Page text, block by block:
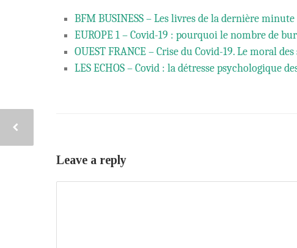
BFM BUSINESS – Les livres de la dernière minute
EUROPE 1 – Covid-19 : pourquoi le nombre de
OUEST FRANCE – Crise du Covid-19. Le moral
LES ECHOS – Covid : la détresse psychologique
Leave a reply